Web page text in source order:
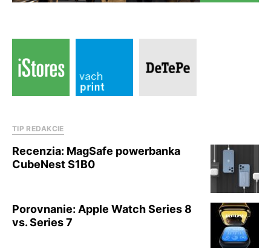
TIP REDAKCIE
Recenzia: MagSafe powerbanka
CubeNest S1B0
Porovnanie: Apple Watch Series 8
vs. Series 7